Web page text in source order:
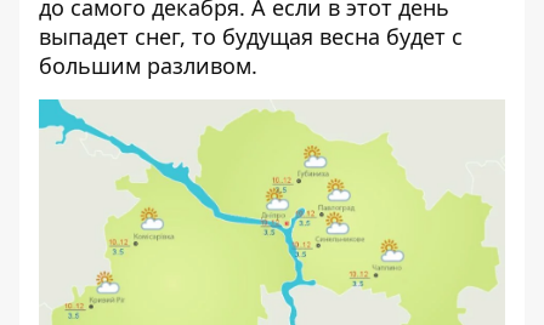
до самого декабря. А если в этот день
выпадет снег, то будущая весна будет с
большим разливом.